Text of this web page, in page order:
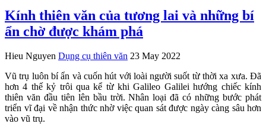
Kính thiên văn của tương lai và những bí
ẩn chờ được khám phá
Hieu Nguyen Dụng cụ thiên văn 23 May 2022
Vũ trụ luôn bí ẩn và cuốn hút với loài người suốt từ thời xa xưa. Đã
hơn 4 thế kỷ trôi qua kể từ khi Galileo Galilei hướng chiếc kính
thiên văn đầu tiên lên bầu trời. Nhân loại đã có những bước phát
triển vĩ đại về nhận thức nhờ việc quan sát được ngày càng sâu hơn
vào vũ trụ.